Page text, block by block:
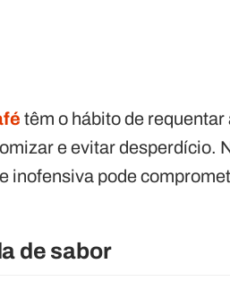
têm o hábito de requentar
e evitar desperdício.
inofensiva pode
de sabor